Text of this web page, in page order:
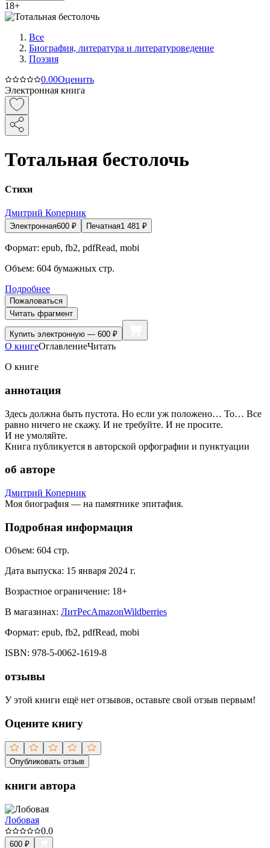
18+
Все
Биография, литература и литературоведение
Поэзия
0.00Оценить
Электронная книга
Тотальная бестолочь
Стихи
Дмитрий Коперник
Электронная600 ₽ Печатная1 481 ₽
Формат: epub, fb2, pdfRead, mobi
Объем: 604 бумажных стр.
Подробнее
Пожаловаться
Читать фрагмент
Купить электронную — 600 ₽
О книгеОглавлениеЧитать
О книге
аннотация
Здесь должна быть пустота. Но если уж положено… То… Все
равно ничего не скажу. И не требуйте. И не просите.
И не умоляйте.
Книга публикуется в авторской орфографии и пунктуации
об авторе
Дмитрий Коперник
Моя биография — на памятнике эпитафия.
Подробная информация
Объем: 604 стр.
Дата выпуска: 15 января 2024 г.
Возрастное ограничение: 18+
В магазинах: ЛитРесAmazonWildberries
Формат: epub, fb2, pdfRead, mobi
ISBN: 978-5-0062-1619-8
отзывы
У этой книги ещё нет отзывов, оставьте свой отзыв первым!
Оцените книгу
Опубликовать отзыв
книги автора
Лобовая
0.0
600 ₽